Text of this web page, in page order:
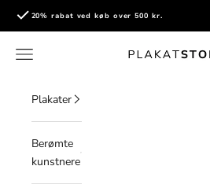
Spring til indhold
20% rabat ved køb over 500 kr.
PlakatStore
Åbn navigationsmenu
Plakater
Berømte
kunstnere